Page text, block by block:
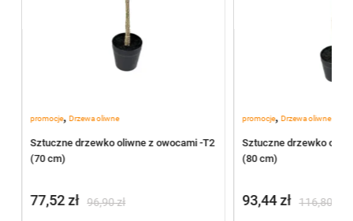
promocje, Drzewa oliwne
Sztuczne drzewko oliwne z owocami -T2
(70 cm)
96,90zł
77,52zł
promocje,Drzewa oliwne
Sztuczne drzewko
(80 cm)
116,80
93,44zł